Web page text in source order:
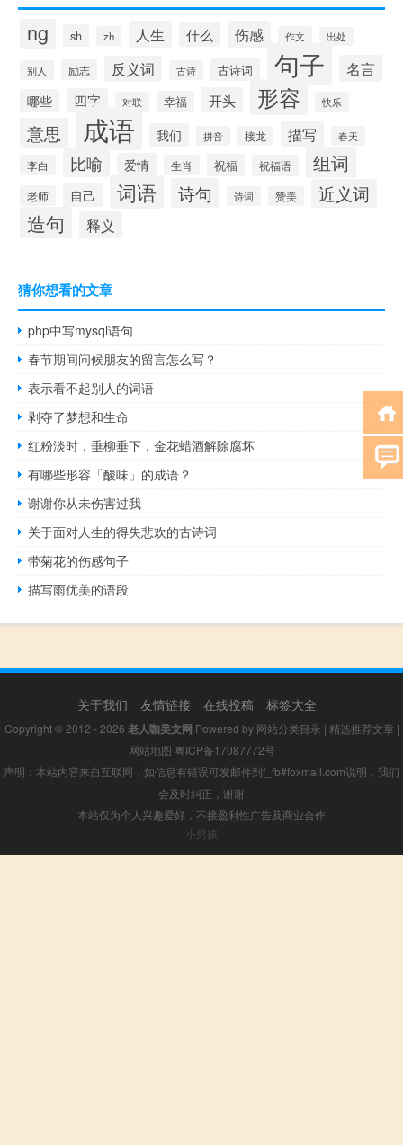
ng sh zh 人生 什么 伤感 作文 出处
别人 励志 反义词 古诗 古诗词 句子 名言
哪些 四字 对联 幸福 开头 形容 快乐
意思 成语 我们 拼音 接龙 描写 春天
李白 比喻 爱情 生肖 祝福 祝福语 组词
老师 自己 词语 诗句 诗词 赞美 近义词
造句 释义
猜你想看的文章
php中写mysql语句
春节期间问候朋友的留言怎么写？
表示看不起别人的词语
剥夺了梦想和生命
红粉淡时，垂柳垂下，金花蜡酒解除腐坏
有哪些形容「酸味」的成语？
谢谢你从未伤害过我
关于面对人生的得失悲欢的古诗词
带菊花的伤感句子
描写雨优美的语段
关于我们 友情链接 在线投稿 标签大全
Copyright © 2012 - 2026 老人咖美文网 Powered by 网站分类目录 | 精选推荐文章 |
网站地图 粤ICP备17087772号
声明：本站内容来自互联网，如信息有错误可发邮件到f_fb#foxmail.com说明，我们
会及时纠正，谢谢
本站仅为个人兴趣爱好，不接盈利性广告及商业合作
小男孩